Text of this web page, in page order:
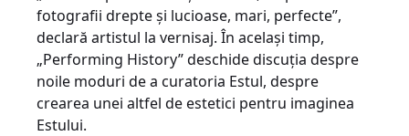
fotografii drepte şi lucioase, mari, perfecte”,
declară artistul la vernisaj. În acelaşi timp,
„Performing History” deschide discuţia despre
noile moduri de a curatoria Estul, despre
crearea unei altfel de estetici pentru imaginea
Estului.